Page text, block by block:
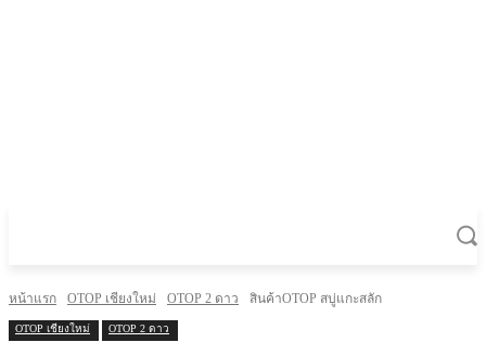
หน้าแรก OTOP เชียงใหม่ OTOP 2 ดาว สินค้าOTOP สบู่แกะสลัก
OTOP เชียงใหม่ OTOP 2 ดาว